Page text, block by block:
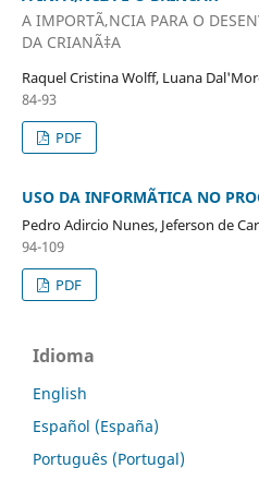
A IMPORTÃ‚NCIA PARA O
DA CRIANÃ‡A
Raquel Cristina Wolff, Luana
84-93
PDF
USO DA INFORMÃTICA NO
Pedro Adircio Nunes, Jeferson de
94-109
PDF
Idioma
English
Español (España)
Português (Portugal)